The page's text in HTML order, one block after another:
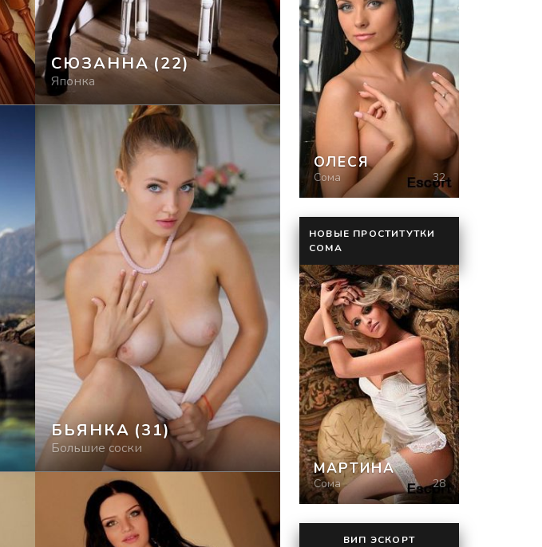
СЮЗАННА(22)
Японка
БЬЯНКА (31)
Большие соски
ОЛЕСЯ
Сома 32
НОВЫЕ ПРОСТИТУТКИ
СОМА
МАРТИНА
Сома 28
ВИП ЭСКОРТ